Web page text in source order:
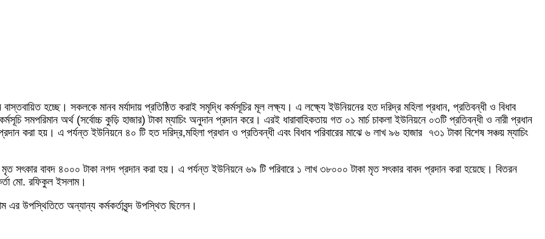
হচ্ছে। সকলকে মানব মর্যাদায় প্রতিষ্ঠিত করাই সমৃদ্ধি কর্মসূচির মূল লক্ষ্য। এ লক্ষ্যে ইউনিয়নের হত দরিদ্র মহিলা প্রধান, প্রতিবন্ধী ও বিধাব
সমপরিমান অর্থ (সর্বোচ্চ কুড়ি হাজার) টাকা ম্যাচিং অনুদান প্রদান করে। এরই ধারাবাহিকতায় গত ০১ মার্চ চাকলা ইউনিয়নে ০৩টি প্রতিবন্ধী ও নারী প্রধান
করা হয়। এ পর্যন্ত ইউনিয়নে ৪০ টি হত দরিদ্র,মহিলা প্রধান ও প্রতিবন্ধী এবং বিধাব পরিবারের মাঝে ৬ লাখ ৯৬ হাজার ৭৩১ টাকা বিশেষ সঞ্চয় ম্যাচিং
সৎকার বাবদ ৪০০০ টাকা নগদ প্রদান করা হয়। এ পর্যন্ত ইউনিয়নে ৬৯ টি পরিবারে ১ লাখ ৩৮০০০ টাকা মৃত সৎকার বাবদ প্রদান করা হয়েছে। বিতরন
মো. রফিকুল ইসলাম।
এর উপস্থিতিতে অন্যান্য কর্মকর্তাবৃন্দ উপস্থিত ছিলেন।